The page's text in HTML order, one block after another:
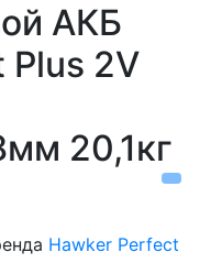
АКБ
Plus 2V
20,1кг
Hawker Perfect